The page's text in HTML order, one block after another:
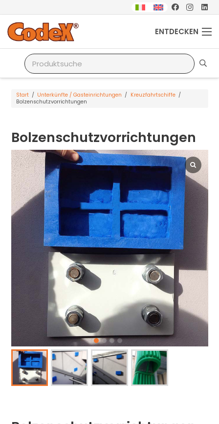
ENTDECKEN
Start / Unterkünfte / Gasteinrichtungen / Kreuzfahrtschiffe /
Bolzenschutzvorrichtungen
Bolzenschutzvorrichtungen